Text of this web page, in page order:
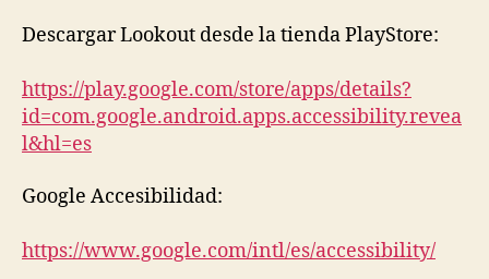
Descargar Lookout desde la tienda PlayStore:
https://play.google.com/store/apps/details?
id=com.google.android.apps.accessibility.revea
l&hl=es
Google Accesibilidad:
https://www.google.com/intl/es/accessibility/